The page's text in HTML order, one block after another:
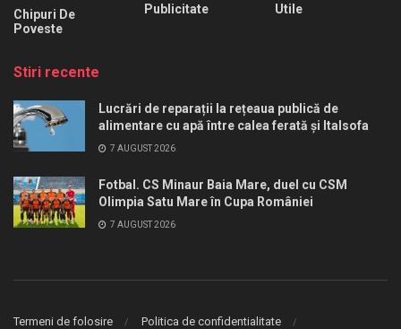
Chipuri De
Poveste
Publicitate
Utile
Stiri recente
Lucrări de reparații la rețeaua publică de
alimentare cu apă între calea ferată și Italsofa
7 AUGUST 2026
Fotbal. CS Minaur Baia Mare, duel cu CSM
Olimpia Satu Mare în Cupa României
7 AUGUST 2026
Termeni de folosire Politica de confidentialitate